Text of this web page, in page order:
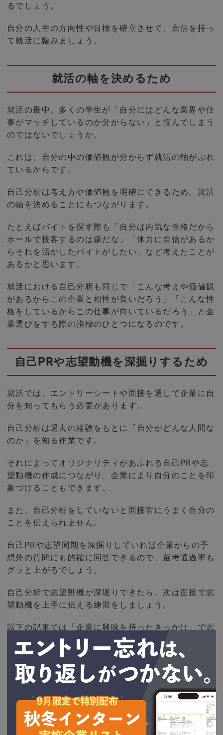
るでしょう。
自分の人生の方向性や目標を確立させて、自信を持っ
て就活に臨みましょう。
就活の軸を決めるため
就活の最中、多くの学生が「自分にはどんな業界や仕
事がマッチしているのか分からない」と悩んでしまう
のではないでしょうか。
これは、自分の中の価値観が分からず就活の軸がぶれ
ているからです。
自己分析は考え方や価値観を明確にできるため、就活
の軸を決めることにもつながります。
たとえばバイトを探す際も「自分は内気な性格だから
ホールで接客するのは嫌だな」「体力に自信があるか
らそれを活かしたバイトがしたい」など考えたことが
あるかと思います。
就活における自己分析も同じで「こんな考えや価値観
があるからこの企業と相性が良いだろう」「こんな性
格をしているからこの仕事が向いているだろう」と企
業選びをする際の指標のひとつになるのです。
自己PRや志望動機を深掘りするため
就活では、エントリーシートや面接を通して企業に自
分を知ってもらう必要があります。
自己分析は過去の経験をもとに「自分がどんな人間な
のか」を知る作業です。
それによってオリジナリティがあふれる自己PRや志
望動機の作成につながり、企業により自分のことを印
象づけることもできます。
また、自己分析をしていないと面接官にうまく自分の
ことを伝えられません。
自己PRや志望同期を深掘りしていれば企業からの予
想外の質問にも的確に回答できるので、選考通過率も
グッと上がるでしょう。
自己分析で志望動機が深堀りできたら、次は面接で志
望動機を上手に伝える練習をしましょう。
以下の記事では「企業に興味を持ったきっかけ」で志
望度を効率的にアピールするポイントを解説している
ので、ぜひ参考にしてみてください。
【必見】「企業に興
味を持ったきっか
け」で志望度を効果
的に伝えるには？ポ